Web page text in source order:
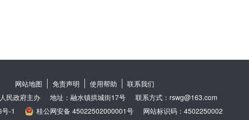
网站地图 免责声明 使用帮助
联系我们
民政府主办
地址：融水镇拱城街17号
联系方式：rswg@163.com
-1
桂公网安备 45022502000001号 网站标识码：4502250002